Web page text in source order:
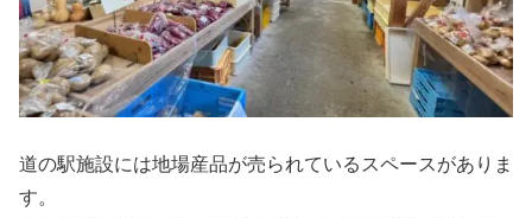
道の駅施設には地場産品が売られているスペースがありま
す。